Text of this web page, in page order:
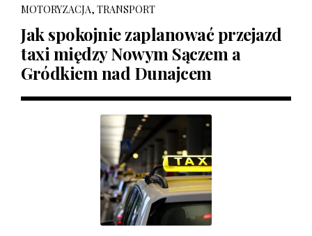
MOTORYZACJA, TRANSPORT
Jak spokojnie zaplanować przejazd
taxi między Nowym Sączem a
Gródkiem nad Dunajcem